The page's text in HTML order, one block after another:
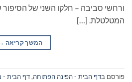
ורחשי סביבה – חלקו השני של
המטלטלת. […]
המשך קריאה
פורסם בדף הבית - הפינה הפתוחה,דף הבית -